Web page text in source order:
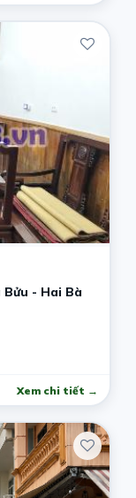
- Hai Bà
Xem chi tiết →